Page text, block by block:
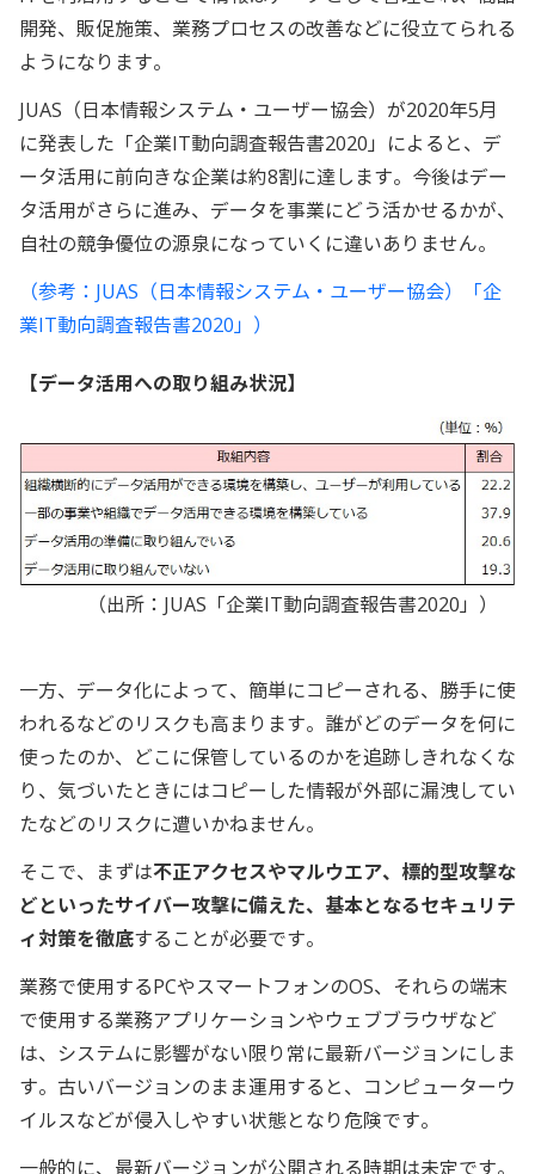
開発、販促施策、業務プロセスの改善などに役立てられる
ようになります。
JUAS（日本情報システム・ユーザー協会）が2020年5月
に発表した「企業IT動向調査報告書2020」によると、デ
ータ活用に前向きな企業は約8割に達します。今後はデー
タ活用がさらに進み、データを事業にどう活かせるかが、
自社の競争優位の源泉になっていくに違いありません。
（参考：JUAS（日本情報システム・ユーザー協会）「企
業IT動向調査報告書2020」）
【データ活用への取り組み状況】
（出所：JUAS「企業IT動向調査報告書2020」）
一方、データ化によって、簡単にコピーされる、勝手に使
われるなどのリスクも高まります。誰がどのデータを何に
使ったのか、どこに保管しているのかを追跡しきれなくな
り、気づいたときにはコピーした情報が外部に漏洩してい
たなどのリスクに遭いかねません。
そこで、まずは不正アクセスやマルウエア、標的型攻撃な
どといったサイバー攻撃に備えた、基本となるセキュリテ
ィ対策を徹底することが必要です。
業務で使用するPCやスマートフォンのOS、それらの端末
で使用する業務アプリケーションやウェブブラウザなど
は、システムに影響がない限り常に最新バージョンにしま
す。古いバージョンのまま運用すると、コンピューターウ
イルスなどが侵入しやすい状態となり危険です。